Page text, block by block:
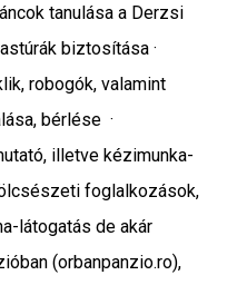
tanulása a Derzsi
biztosítása ·
robogók, valamint
bérlése ·
illetve kézimunka-
foglalkozások,
látogatás de akár
(orbanpanzio.ro),